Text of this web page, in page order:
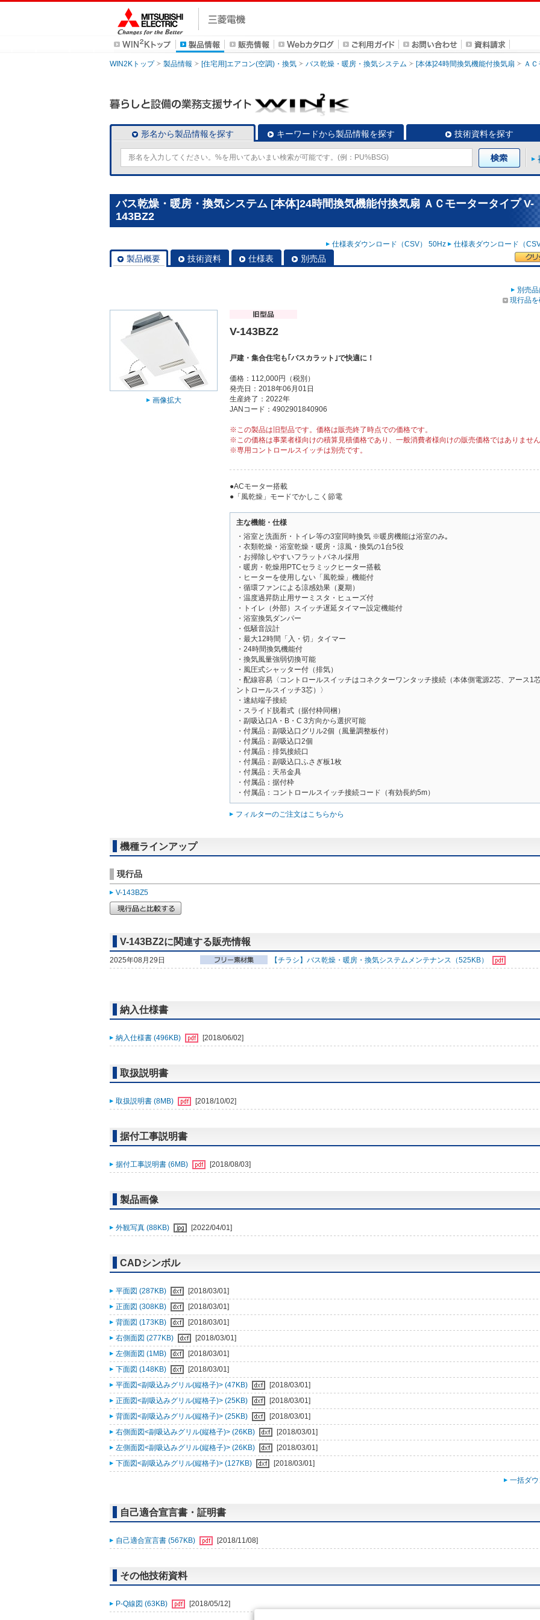
WIN2Kトップ 製品情報 [住宅用]エアコン(空調)・換気 バス乾燥・暖房・換気システム [本体]24時間換気機能付換気扇 Ａ
形名から製品情報を探す キーワードから製品情報を探す 技術資料を探す
バス乾燥・暖房・換気システム [本体]24時間換気機能付換気扇 ＡＣモータータイプ V-
143BZ2
仕様表ダウンロード（CSV） 50Hz 仕様表ダウンロード（
製品概要 技術資料 仕様表 別売品
別売
現行品
画像拡大
V-143BZ2
戸建・集合住宅も｢バスカラット｣で快適に！
価格：112,000円（税別）
発売日：2018年06月01日
生産終了：2022年
JANコード：4902901840906
※この製品は旧型品です。価格は販売終了時点での価格です。
※この価格は事業者様向けの積算見積価格であり、一般消費者様向けの販売価格ではありませ
※専用コントロールスイッチは別売です。
●ACモーター搭載
●「風乾燥」モードでかしこく節電
主な機能・仕様
・浴室と洗面所・トイレ等の3室同時換気 ※暖房機能は浴室のみ｡
・衣類乾燥・浴室乾燥・暖房・涼風・換気の1台5役
・お掃除しやすいフラットパネル採用
・暖房・乾燥用PTCセラミックヒーター搭載
・ヒーターを使用しない「風乾燥」機能付
・循環ファンによる涼感効果（夏期）
・温度過昇防止用サーミスタ・ヒューズ付
・トイレ（外部）スイッチ遅延タイマー設定機能付
・浴室換気ダンパー
・低騒音設計
・最大12時間「入・切」タイマー
・24時間換気機能付
・換気風量強弱切換可能
・風圧式シャッター付（排気）
・配線容易〈コントロールスイッチはコネクターワンタッチ接続（本体側電源2芯、アース1
ントロールスイッチ3芯）〉
・速結端子接続
・スライド脱着式（据付枠同梱）
・副吸込口A・B・C 3方向から選択可能
・付属品：副吸込口グリル2個（風量調整板付）
・付属品：副吸込口2個
・付属品：排気接続口
・付属品：副吸込口ふさぎ板1枚
・付属品：天吊金具
・付属品：据付枠
・付属品：コントロールスイッチ接続コード（有効長約5m）
フィルターのご注文はこちらから
機種ラインアップ
現行品
V-143BZ5
V-143BZ2に関連する販売情報
2025年08月29日 【チラシ】バス乾燥・暖房・換気システムメンテナンス（525KB）
納入仕様書
納入仕様書 (496KB) [2018/06/02]
取扱説明書
取扱説明書 (8MB) [2018/10/02]
据付工事説明書
据付工事説明書 (6MB) [2018/08/03]
製品画像
外観写真 (88KB) [2022/04/01]
CADシンボル
平面図 (287KB)
[2018/03/01]
正面図 (308KB)
[2018/03/01]
背面図 (173KB)
[2018/03/01]
右側面図 (277KB)
[2018/03/01]
左側面図 (1MB)
[2018/03/01]
下面図 (148KB)
[2018/03/01]
平面図<副吸込みグリル(縦格子)> (47KB)
[2018/03/01]
正面図<副吸込みグリル(縦格子)> (25KB)
[2018/03/01]
背面図<副吸込みグリル(縦格子)> (25KB)
[2018/03/01]
右側面図<副吸込みグリル(縦格子)> (26KB)
[2018/03/01]
左側面図<副吸込みグリル(縦格子)> (26KB)
[2018/03/01]
下面図<副吸込みグリル(縦格子)> (127KB)
[2018/03/01]
一括ダ
自己適合宣言書・証明書
自己適合宣言書 (567KB) [2018/11/08]
その他技術資料
P-Q線図 (63KB) [2018/05/12]